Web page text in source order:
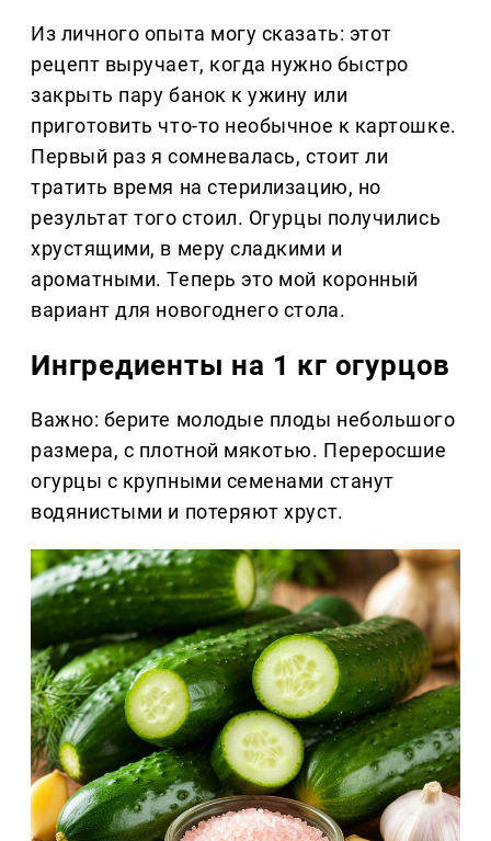
Из личного опыта могу сказать: этот
рецепт выручает, когда нужно быстро
закрыть пару банок к ужину или
приготовить что-то необычное к картошке.
Первый раз я сомневалась, стоит ли
тратить время на стерилизацию, но
результат того стоил. Огурцы получились
хрустящими, в меру сладкими и
ароматными. Теперь это мой коронный
вариант для новогоднего стола.
Ингредиенты на 1 кг огурцов
Важно: берите молодые плоды небольшого
размера, с плотной мякотью. Переросшие
огурцы с крупными семенами станут
водянистыми и потеряют хруст.